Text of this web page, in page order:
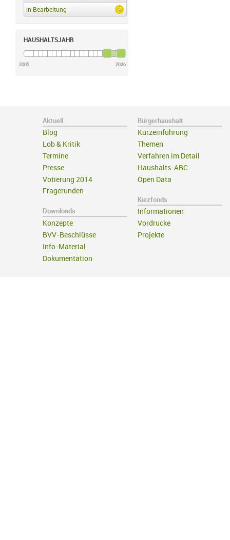
in Bearbeitung
2
in Bearbeitung Filter anwenden
HAUSHALTSJAHR
2005 2026
Aktuell
Blog
Lob & Kritik
Termine
Presse
Votierung 2014
Fragerunden
Downloads
Konzepte
BVV-Beschlüsse
Info-Material
Dokumentation
Bürgerhaushalt
Kurzeinführung
Themen
Verfahren im Detail
Haushalts-ABC
Open Data
Kiezfonds
Informationen
Vordrucke
Projekte